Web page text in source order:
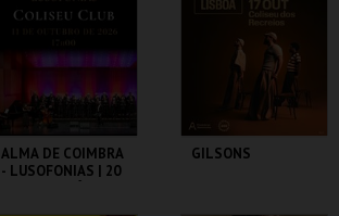
COMPRAR
ALMA DE COIMBRA
- LUSOFONIAS | 20
GILSONS